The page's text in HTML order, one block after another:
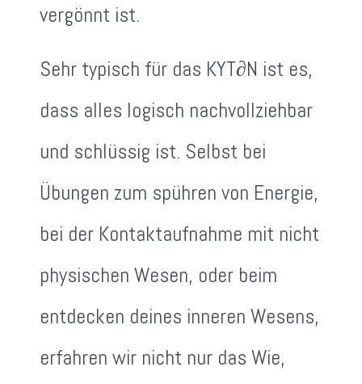
vergönnt ist.
Sehr typisch für das KYT∂N ist es,
dass alles logisch nachvollziehbar
und schlüssig ist. Selbst bei
Übungen zum spühren von Energie,
bei der Kontaktaufnahme mit nicht
physischen Wesen, oder beim
entdecken deines inneren Wesens,
erfahren wir nicht nur das Wie,